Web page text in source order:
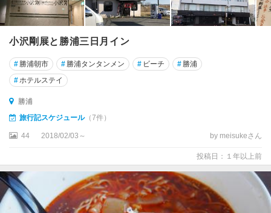
小沢剛展と勝浦三日月イン
# 勝浦朝市 # 勝浦タンタンメン # ビーチ # 勝浦
#ホテルステイ
勝浦
旅行記スケジュール（7件）
44 2018/02/03～ by meisukeさん
投稿日：１年以上前